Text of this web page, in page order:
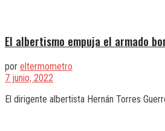
El albertismo empuja el armado
por eltermometro
7 junio, 2022
El dirigente albertista Hernán Torres